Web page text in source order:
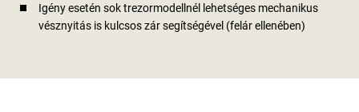
Igény esetén sok trezormodellnél lehetséges mechanikus
vésznyitás is kulcsos zár segítségével (felár ellenében)